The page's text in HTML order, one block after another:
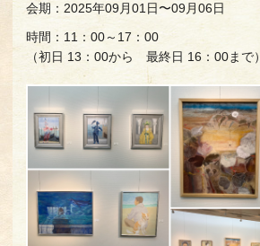
会期：2025年09月01日〜09月06日
時間：11：00～17：00
（初日 13：00から 最終日 16：00まで）